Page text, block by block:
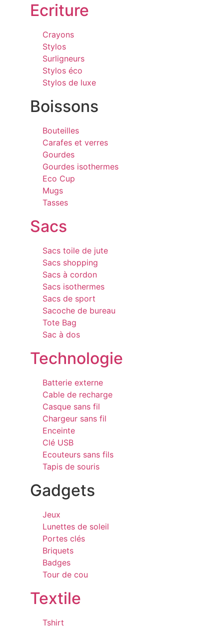
Ecriture
Crayons
Stylos
Surligneurs
Stylos éco
Stylos de luxe
Boissons
Bouteilles
Carafes et verres
Gourdes
Gourdes isothermes
Eco Cup
Mugs
Tasses
Sacs
Sacs toile de jute
Sacs shopping
Sacs à cordon
Sacs isothermes
Sacs de sport
Sacoche de bureau
Tote Bag
Sac à dos
Technologie
Batterie externe
Cable de recharge
Casque sans fil
Chargeur sans fil
Enceinte
Clé USB
Ecouteurs sans fils
Tapis de souris
Gadgets
Jeux
Lunettes de soleil
Portes clés
Briquets
Badges
Tour de cou
Textile
Tshirt